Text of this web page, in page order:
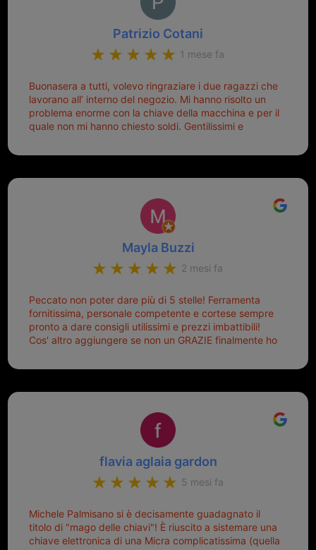
Patrizio Cotani
1 mese fa
Buonasera a tutti, volevo ringraziare i due ragazzi che
lavorano all’ interno del negozio. Mi hanno risolto un
problema enorme con la chiave della macchina e per il
quale non mi hanno chiesto soldi. Gentilissimi e
Sicuramente tornerò qui per qualsiasi altro problema.
Mayla Buzzi
2 mesi fa
Peccato non poter dare più di 5 stelle! Ferramenta
fornitissima, personale competente e cortese sempre
pronto a dare consigli utilissimi e prezzi imbattibili!
Cos' altro aggiungere se non un GRAZIE finalmente ho
mio riferimento. Ah dimenticavo...da loro sono riuscita
Top top top!!!
flavia aglaia gardon
5 mesi fa
Michele Palmisano si è decisamente guadagnato il
titolo di "mago delle chiavi"! È riuscito a sistemare una
chiave elettronica di una Micra complicatissima (quella